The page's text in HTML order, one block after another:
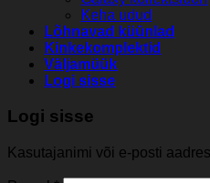
Keha udud
Lõhnavad küünlad
Kinkekomplektid
Väljamüük
Logi sisse
Logi sisse
Kasutajanimi või e-posti